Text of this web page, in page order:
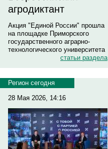
агродиктант
Акция "Единой России" прошла
на площадке Приморского
государственного аграрно-
технологического университета
статьи раздела
Регион сегодня
28 Мая 2026, 14:16